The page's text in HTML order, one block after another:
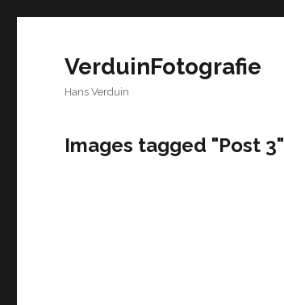
VerduinFotografie
Hans Verduin
Images tagged "Post 3"